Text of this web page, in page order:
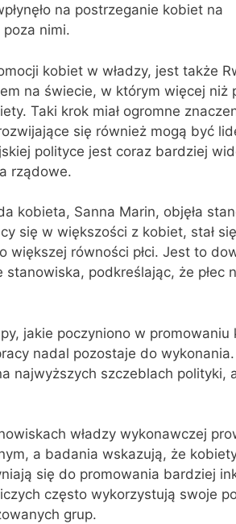
na postrzeganie kobiet na
nimi.
kobiet w władzy, jest także
na świecie, w którym więcej niż
Taki krok miał ogromne
się również mogą być
polityce jest coraz bardziej
rządowe.
kobieta, Sanna Marin, objęła
się w większości z kobiet, stał się
większej równości płci. Jest to
podkreślając, że płec
jakie poczyniono w promowaniu
nadal pozostaje do
najwyższych szczeblach polityki,
władzy wykonawczej
a badania wskazują, że
się do promowania bardziej
często wykorzystują swoje
grup.